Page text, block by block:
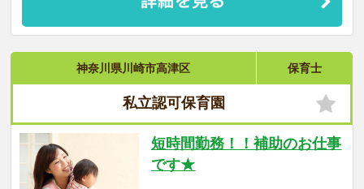
神奈川県川崎市高津区 保育士
私立認可保育園
短時間勤務！！補助のお仕事
です★